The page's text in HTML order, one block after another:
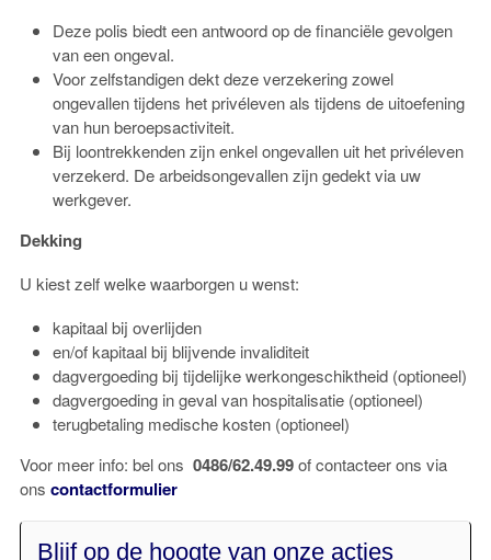
Deze polis biedt een antwoord op de financiële gevolgen
van een ongeval.
Voor zelfstandigen dekt deze verzekering zowel
ongevallen tijdens het privéleven als tijdens de uitoefening
van hun beroepsactiviteit.
Bij loontrekkenden zijn enkel ongevallen uit het privéleven
verzekerd. De arbeidsongevallen zijn gedekt via uw
werkgever.
Dekking
U kiest zelf welke waarborgen u wenst:
kapitaal bij overlijden
en/of kapitaal bij blijvende invaliditeit
dagvergoeding bij tijdelijke werkongeschiktheid (optioneel)
dagvergoeding in geval van hospitalisatie (optioneel)
terugbetaling medische kosten (optioneel)
Voor meer info: bel ons 0486/62.49.99of contacteer ons via
ons contactformulier
Blijf op de hoogte van onze acties